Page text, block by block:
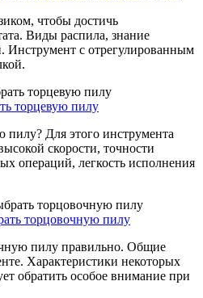
чтобы достичь
Виды распила, знание
Инструмент с отрегулированным
торцевую пилу
пилу? Для этого инструмента
скорости, точности
операций, легкость исполнения
торцовочную пилу
пилу правильно. Общие
Характеристики некоторых
обратить особое внимание при